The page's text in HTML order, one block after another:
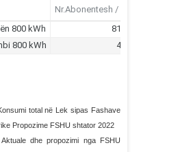
total në Lek sipas Fashave
Propozime FSHU shtator 2022
dhe propozimi nga FSHU